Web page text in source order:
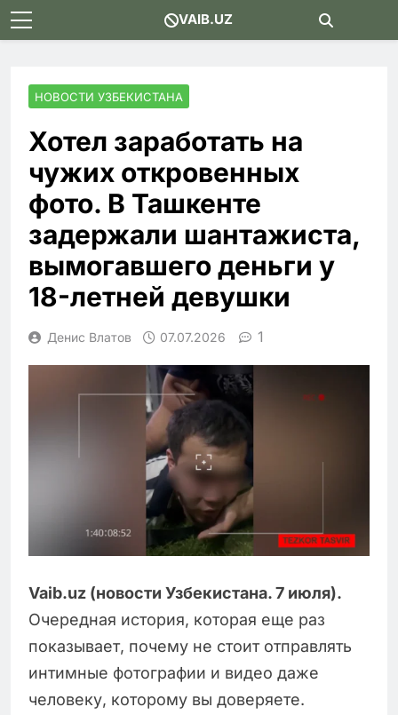
Skip
to
VAIB.UZ
НОВОСТИ УЗБЕКИСТАНА
Хотел заработать на
чужих откровенных
фото. В Ташкенте
задержали шантажиста,
вымогавшего деньги у
18-летней девушки
Денис Влатов 07.07.2026 1
Vaib.uz (новости Узбекистана. 7 июля).
Очередная история, которая еще раз
показывает, почему не стоит отправлять
интимные фотографии и видео даже
человеку, которому вы доверяете.